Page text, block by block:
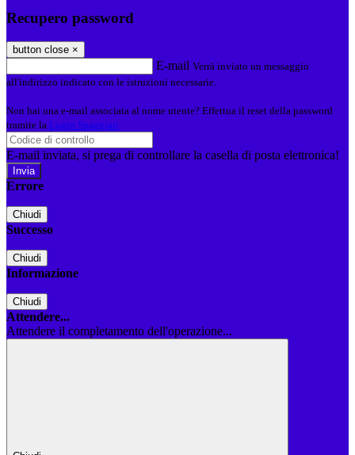
Recupero password
button close ×
E-mail Verrà inviato un messaggio
all'indirizzo indicato con le istruzioni necessarie.
Non hai una e-mail associata al nome utente? Effettua il reset della password
tramite la Login Spaggiari
E-mail inviata, si prega di controllare la casella di posta elettronica!
Errore
Chiudi
Successo
Chiudi
Informazione
Chiudi
Attendere...
Attendere il completamento dell'operazione...